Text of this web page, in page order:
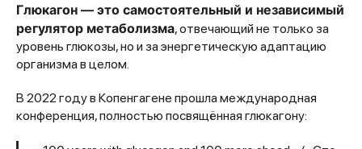
Глюкагон — это самостоятельный и независимый
регулятор метаболизма, отвечающий не только за
уровень глюкозы, но и за энергетическую адаптацию
организма в целом.
В 2022 году в Копенгагене прошла международная
конференция, полностью посвящённая глюкагону: